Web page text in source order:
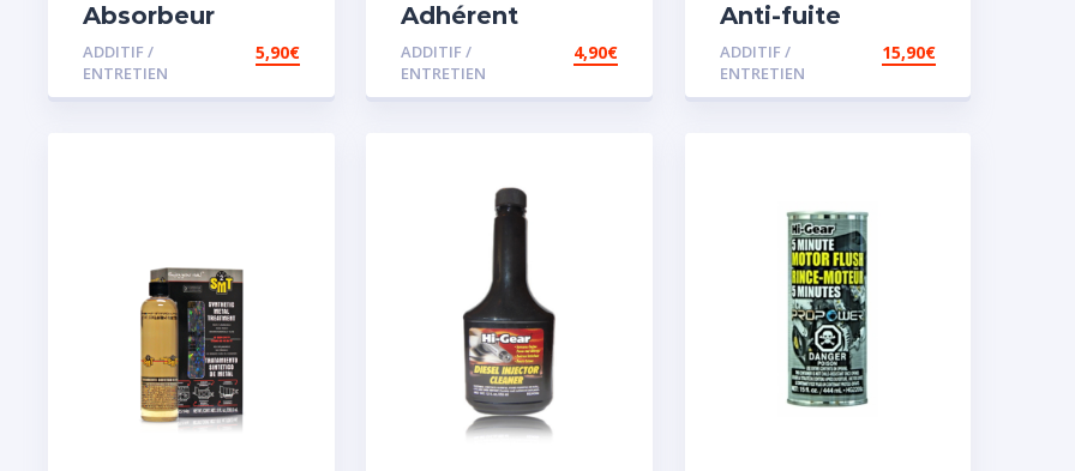
Absorbeur
disperssant
d’eau pour
carburant
ADDITIF /
ENTRETIEN
5,90€
Adhérent
courroie
ADDITIF /
ENTRETIEN
4,90€
Anti-fuite
concentré pour
direction
assistée
ADDITIF /
ENTRETIEN
15,90€